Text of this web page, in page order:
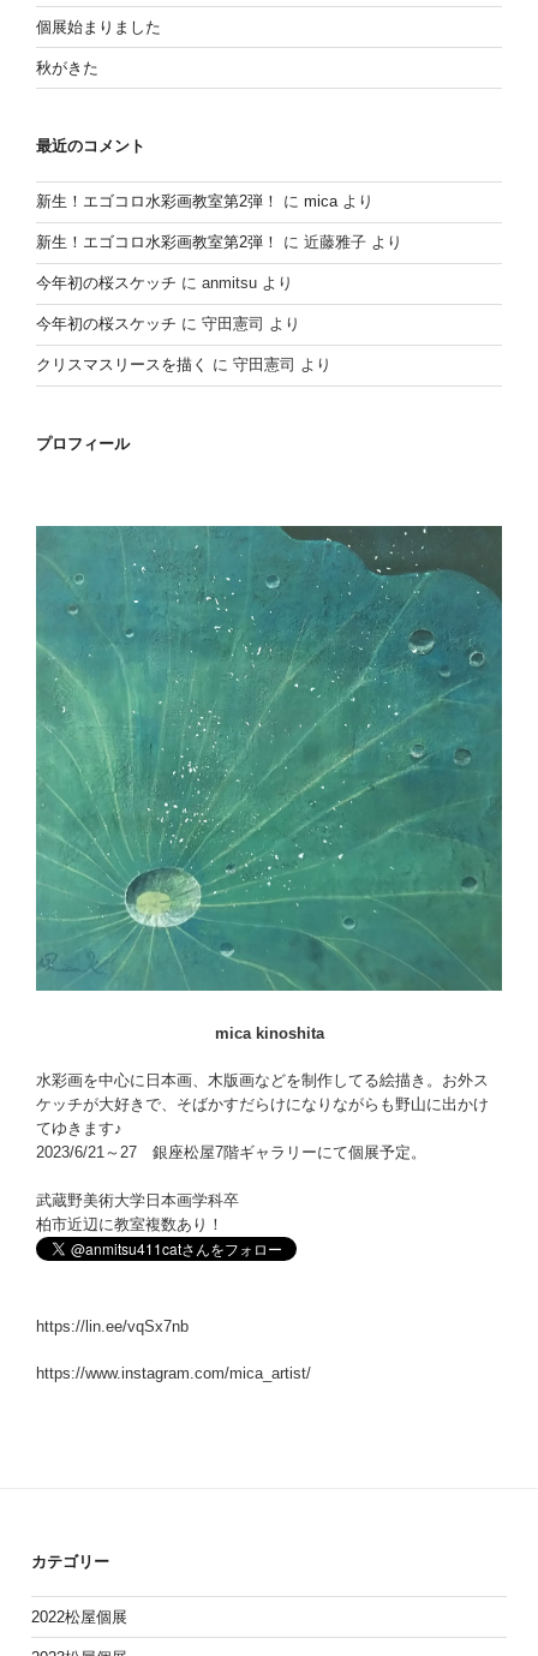
個展始まりました
秋がきた
最近のコメント
新生！エゴコロ水彩画教室第2弾！ に micaより
新生！エゴコロ水彩画教室第2弾！ に 近藤雅子 より
今年初の桜スケッチ に anmitsu より
今年初の桜スケッチ に 守田憲司 より
クリスマスリースを描く に 守田憲司 より
プロフィール
mica kinoshita
水彩画を中心に日本画、木版画などを制作してる絵描き。お外ス
ケッチが大好きで、そばかすだらけになりながらも野山に出かけ
てゆきます♪
2023/6/21～27 銀座松屋7階ギャラリーにて個展予定。
武蔵野美術大学日本画学科卒
柏市近辺に教室複数あり！
https://lin.ee/vqSx7nb
https://www.instagram.com/mica_artist/
カテゴリー
2022松屋個展